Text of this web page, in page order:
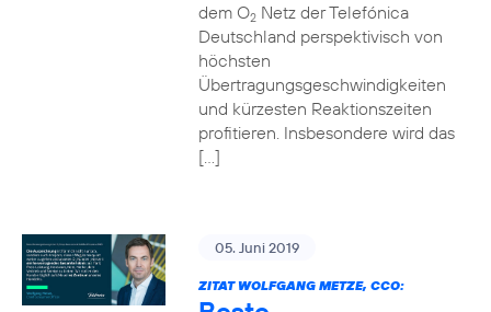
dem O2Netz der Telefónica
Deutschland perspektivisch von
höchsten
Übertragungsgeschwindigkeiten
und kürzesten Reaktionszeiten
profitieren. Insbesondere wird das
[…]
05. Juni 2019
ZITAT WOLFGANG METZE, CCO: